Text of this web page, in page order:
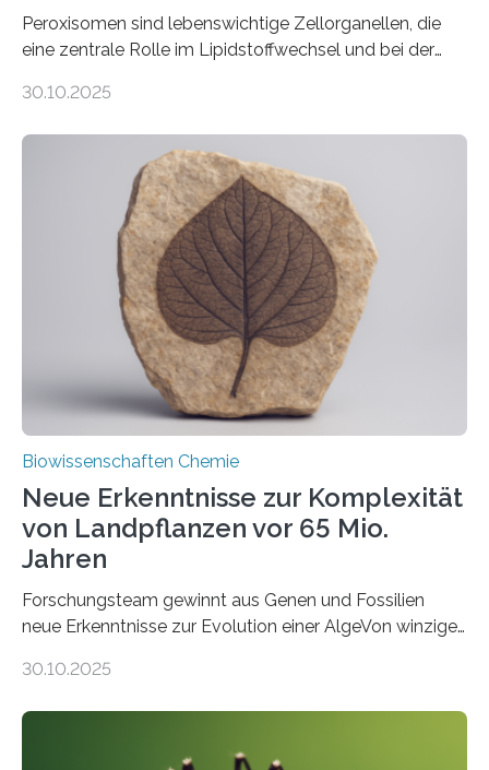
Peroxisomen sind lebenswichtige Zellorganellen, die
eine zentrale Rolle im Lipidstoffwechsel und bei der
erfüllen können, müssen zahlreiche Enzyme präzise in
der Ruhr-Universität Bochum um Prof. Dr. Ralf Erdmann
und Dr. Ismaila Francis Yusuf hat nun einen bislang
unbekannten Qualitätskontrollmechanismus des
peroxisomalen Proteintransports in der Bäckerhefe
Saccharomyces cerevisiae entdeckt, der für die
Funktionsfähigkeit der Organellen entscheidend ist. Die
Studie wurde am 28. Oktober 2025 in der
Fachzeitschrift…
30.10.2025
Biowissenschaften Chemie
Neue Erkenntnisse zur Komplexität
von Landpflanzen vor 65 Mio.
Jahren
Forschungsteam gewinnt aus Genen und Fossilien
neue Erkenntnisse zur Evolution einer AlgeVon winzigen
Landpflanzen zählen zu den komplexesten
Grünalgen, die vor Hunderten von Millionen Jahren
30.10.2025